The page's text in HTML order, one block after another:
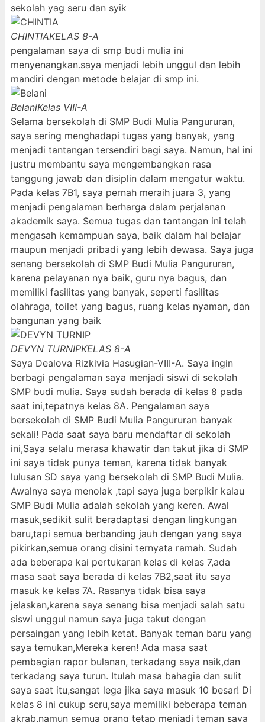
sekolah yag seru dan syik
CHINTIAKELAS 8-A
pengalaman saya di smp budi mulia ini
menyenangkan.saya menjadi lebih unggul dan lebih
mandiri dengan metode belajar di smp ini.
BelaniKelas VIII-A
Selama bersekolah di SMP Budi Mulia Pangururan,
saya sering menghadapi tugas yang banyak, yang
menjadi tantangan tersendiri bagi saya. Namun, hal ini
justru membantu saya mengembangkan rasa
tanggung jawab dan disiplin dalam mengatur waktu.
Pada kelas 7B1, saya pernah meraih juara 3, yang
menjadi pengalaman berharga dalam perjalanan
akademik saya. Semua tugas dan tantangan ini telah
mengasah kemampuan saya, baik dalam hal belajar
maupun menjadi pribadi yang lebih dewasa. Saya juga
senang bersekolah di SMP Budi Mulia Pangururan,
karena pelayanan nya baik, guru nya bagus, dan
memiliki fasilitas yang banyak, seperti fasilitas
olahraga, toilet yang bagus, ruang kelas nyaman, dan
bangunan yang baik
DEVYN TURNIPKELAS 8-A
Saya Dealova Rizkivia Hasugian-VIII-A. Saya ingin
berbagi pengalaman saya menjadi siswi di sekolah
SMP budi mulia. Saya sudah berada di kelas 8 pada
saat ini,tepatnya kelas 8A. Pengalaman saya
bersekolah di SMP Budi Mulia Pangururan banyak
sekali! Pada saat saya baru mendaftar di sekolah
ini,Saya selalu merasa khawatir dan takut jika di SMP
ini saya tidak punya teman, karena tidak banyak
lulusan SD saya yang bersekolah di SMP Budi Mulia.
Awalnya saya menolak ,tapi saya juga berpikir kalau
SMP Budi Mulia adalah sekolah yang keren. Awal
masuk,sedikit sulit beradaptasi dengan lingkungan
baru,tapi semua berbanding jauh dengan yang saya
pikirkan,semua orang disini ternyata ramah. Sudah
ada beberapa kai pertukaran kelas di kelas 7,ada
masa saat saya berada di kelas 7B2,saat itu saya
masuk ke kelas 7A. Rasanya tidak bisa saya
jelaskan,karena saya senang bisa menjadi salah satu
siswi unggul namun saya juga takut dengan
persaingan yang lebih ketat. Banyak teman baru yang
saya temukan,Mereka keren! Ada masa saat
pembagian rapor bulanan, terkadang saya naik,dan
terkadang saya turun. Itulah masa bahagia dan sulit
saya saat itu,sangat lega jika saya masuk 10 besar! Di
kelas 8 ini cukup seru,saya memiliki beberapa teman
akrab,namun semua orang tetap menjadi teman saya